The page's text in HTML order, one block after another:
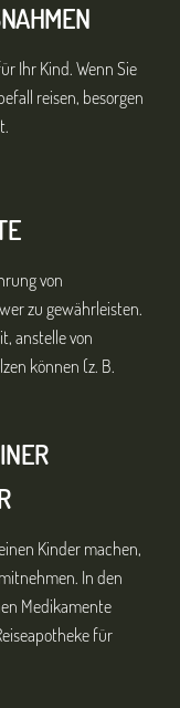
Ihr Kind. Wenn Sie
reisen, besorgen
von
zu gewährleisten.
anstelle von
können (z. B.
Kinder machen,
In den
Medikamente
für